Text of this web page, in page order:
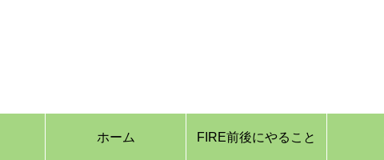
ホーム FIRE前後にやること